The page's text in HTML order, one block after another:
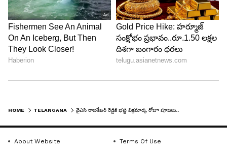
HOME TELANGANA వైఎస్ రాజశేఖర్ రెడ్డికి భట్టి విక్రమార్క రోజూ పూజలు..
About Website
Terms Of Use